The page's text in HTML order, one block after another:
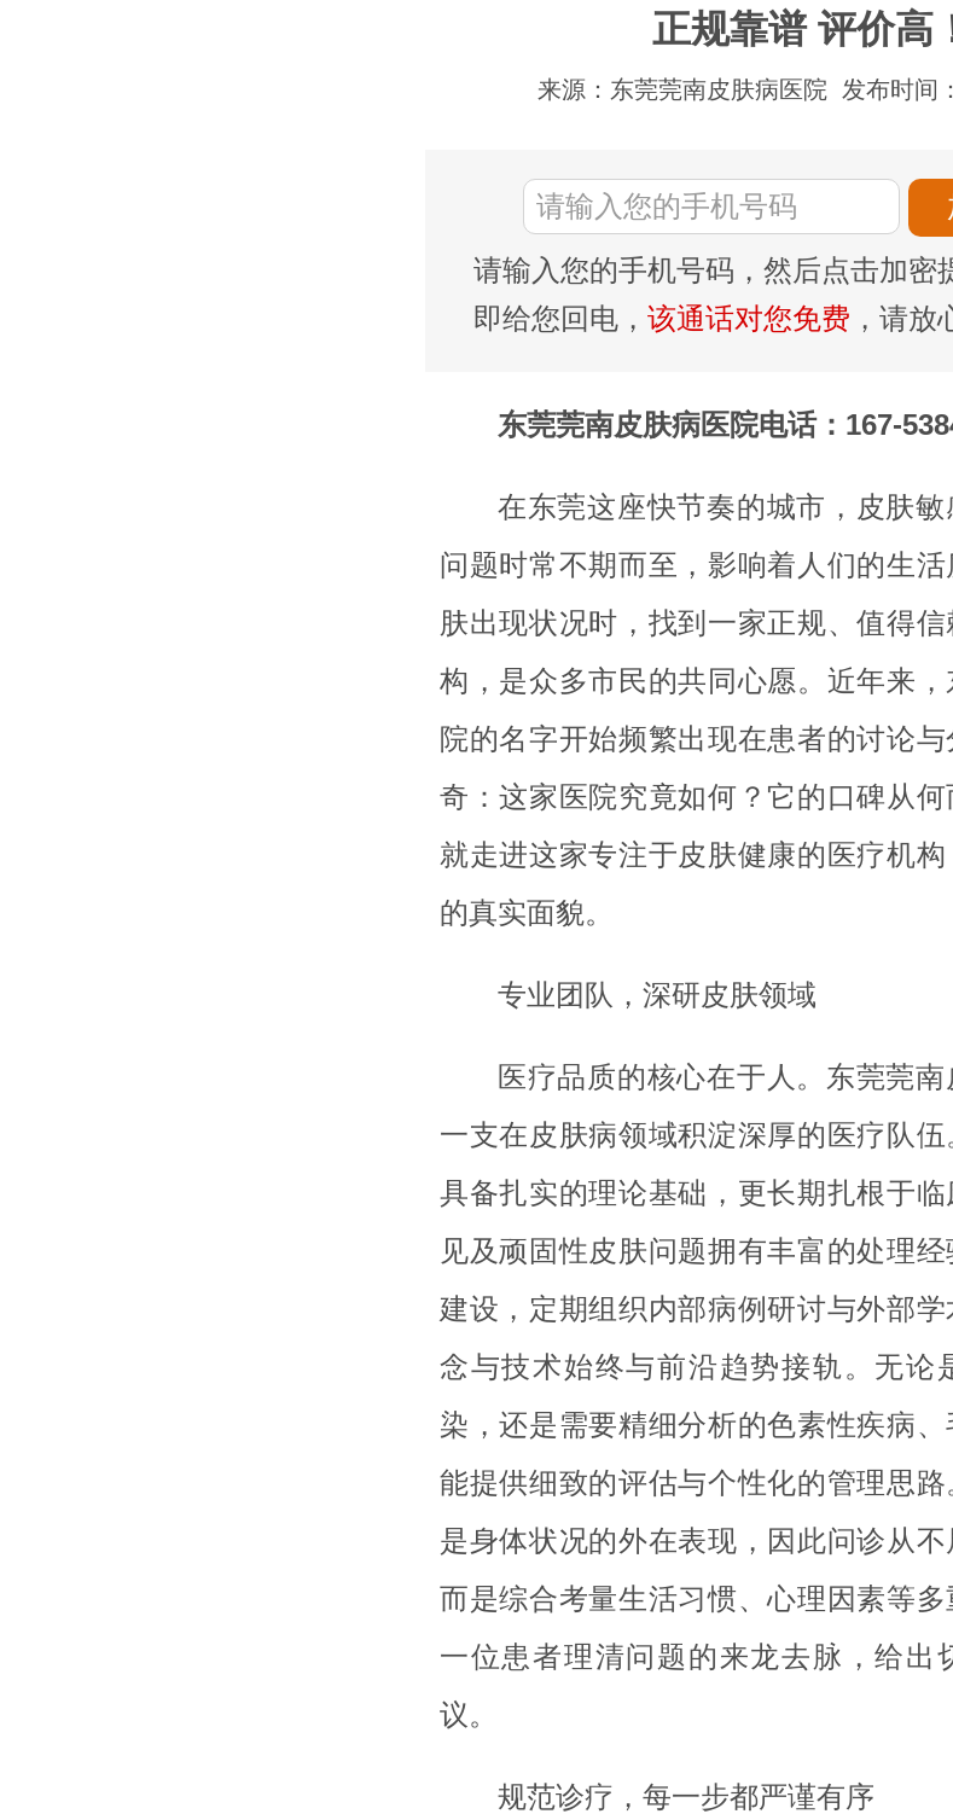
正规靠谱 评价高
来源：东莞莞南皮肤病医院 发布时间
请输入您的手机号码，然后点击加密
即给您回电， 该通话对您免费 ，请放
东莞莞南皮肤病医院电话：167-
在东莞这座快节奏的城市，皮肤
问题时常不期而至，影响着人们的生
肤出现状况时，找到一家正规、值得
构，是众多市民的共同心愿。近年来
院的名字开始频繁出现在患者的讨论
奇：这家医院究竟如何？它的口碑从
就走进这家专注于皮肤健康的医疗机
的真实面貌。
专业团队，深研皮肤领域
医疗品质的核心在于人。东莞莞
一支在皮肤病领域积淀深厚的医疗队
具备扎实的理论基础，更长期扎根于
见及顽固性皮肤问题拥有丰富的处理
建设，定期组织内部病例研讨与外部
念与技术始终与前沿趋势接轨。无论
染，还是需要精细分析的色素性疾病
能提供细致的评估与个性化的管理思
是身体状况的外在表现，因此问诊从不
而是综合考量生活习惯、心理因素等
一位患者理清问题的来龙去脉，给出
议。
规范诊疗，每一步都严谨有序